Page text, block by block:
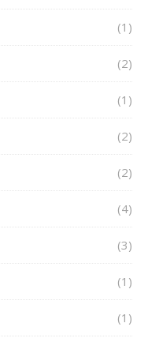
(1)
(2)
(1)
(2)
(2)
(4)
(3)
(1)
(1)